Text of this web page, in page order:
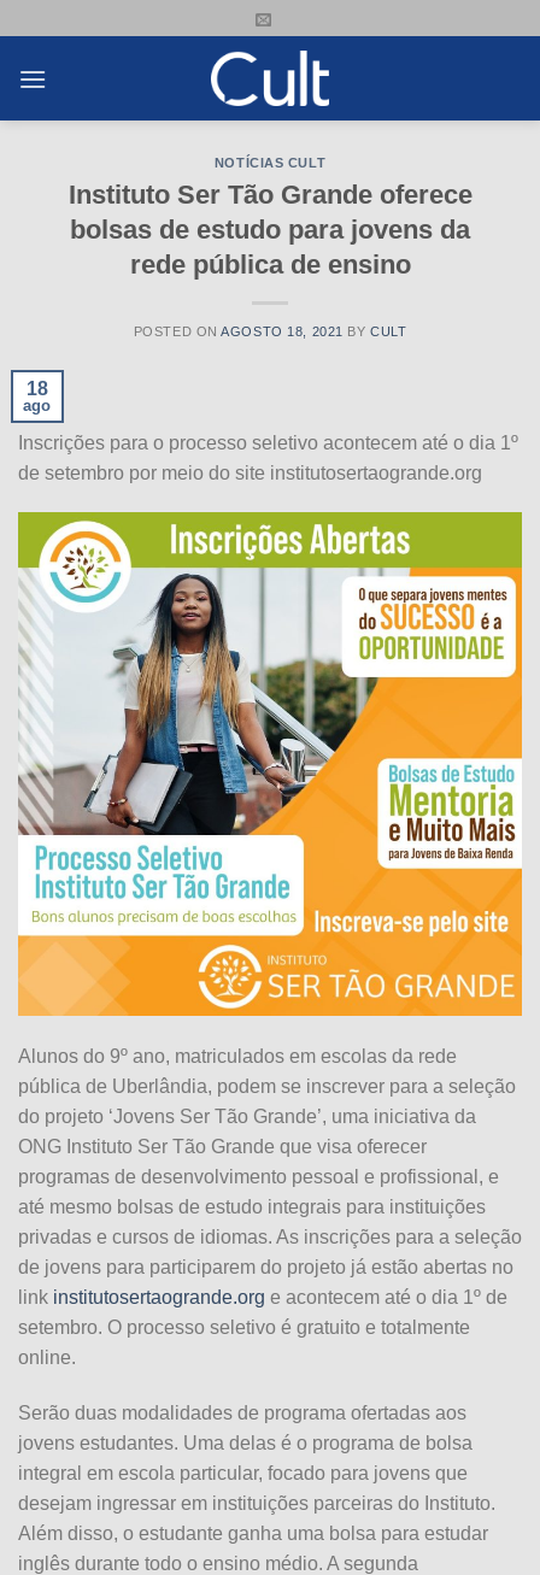
content
NOTÍCIAS CULT
Instituto Ser Tão Grande oferece
bolsas de estudo para jovens da
rede pública de ensino
POSTED ONAGOSTO 18, 2021 BY CULT
18
ago
Inscrições para o processo seletivo acontecem até o dia 1º
de setembro por meio do site institutosertaogrande.org
Alunos do 9º ano, matriculados em escolas da rede
pública de Uberlândia, podem se inscrever para a seleção
do projeto ‘Jovens Ser Tão Grande’, uma iniciativa da
ONG Instituto Ser Tão Grande que visa oferecer
programas de desenvolvimento pessoal e profissional , e
até mesmo bolsas de estudo integrais para instituições
privadas e cursos de idiomas. As inscrições para a seleção
de jovens para participarem do projeto já estão abertas no
link institutosertaogrande.org e acontecem até o dia 1º de
setembro. O processo seletivo é gratuito e totalmente
online.
Serão duas modalidades de programa ofertadas aos
jovens estudantes. Uma delas é o programa de bolsa
integral em escola particular, focado para jovens que
desejam ingressar em instituições parceiras do Instituto.
Além disso, o estudante ganha uma bolsa para estudar
inglês durante todo o ensino médio. A segunda